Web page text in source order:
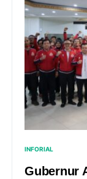
INFORIAL
Gubernur